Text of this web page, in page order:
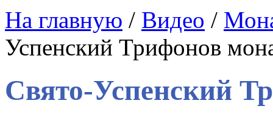
На главную / Видео /
Успенский Трифонов
Свято-Успенский